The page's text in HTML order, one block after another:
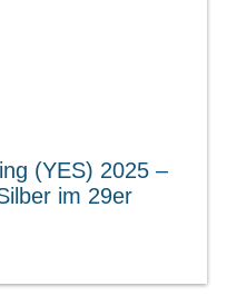
(YES) 2025 –
im 29er